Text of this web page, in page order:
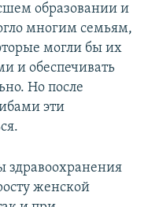
образовании и
многим семьям,
могли бы их
и обеспечивать
Но после
эти
женской